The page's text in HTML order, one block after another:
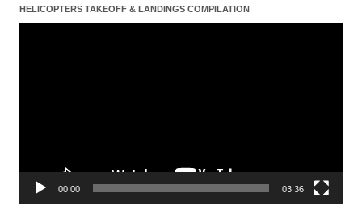
HELICOPTERS TAKEOFF & LANDINGS COMPILATION
Reproductor
00:00 03:36